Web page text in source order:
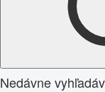
Nedávne